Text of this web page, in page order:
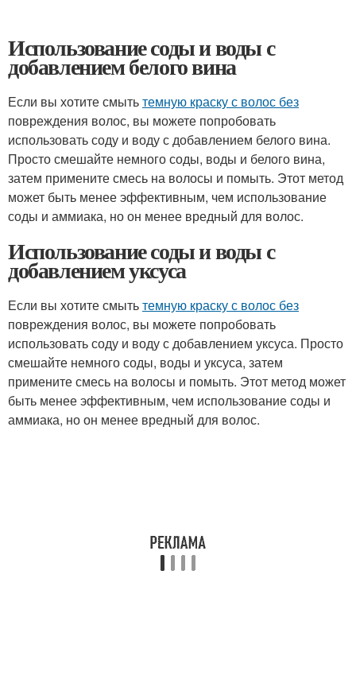
Использование соды и воды с
добавлением белого вина
Если вы хотите смытьтемную краску с волос без
повреждения волос, вы можете попробовать
использовать соду и воду с добавлением белого вина.
Просто смешайте немного соды, воды и белого вина,
затем примените смесь на волосы и помыть. Этот метод
может быть менее эффективным, чем использование
соды и аммиака, но он менее вредный для волос.
Использование соды и воды с
добавлением уксуса
Если вы хотите смытьтемную краску с волос без
повреждения волос, вы можете попробовать
использовать соду и воду с добавлением уксуса. Просто
смешайте немного соды, воды и уксуса, затем
примените смесь на волосы и помыть. Этот метод может
быть менее эффективным, чем использование соды и
аммиака, но он менее вредный для волос.